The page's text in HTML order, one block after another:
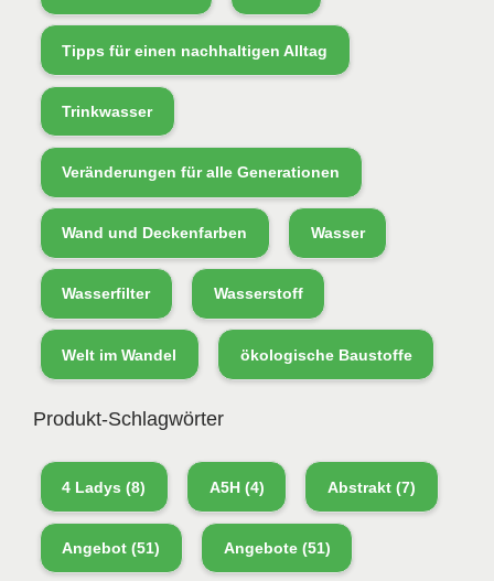
Tipps für einen nachhaltigen Alltag
Trinkwasser
Veränderungen für alle Generationen
Wand und Deckenfarben Wasser
Wasserfilter Wasserstoff
Welt im Wandel ökologische Baustoffe
Produkt-Schlagwörter
4 Ladys (8) A5H(4) Abstrakt(7)
Angebot (51) Angebote(51)